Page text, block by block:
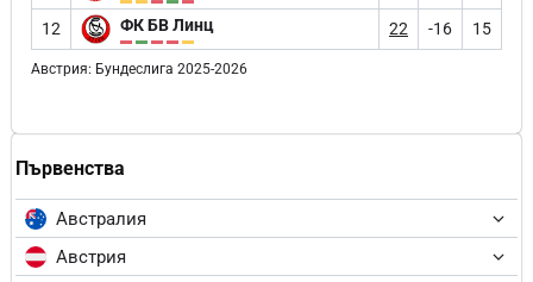
Първенства
Австралия
Австрия
12 ФК БВ Линц 22 -16 15
Австрия: Бундеслига 2025-2026